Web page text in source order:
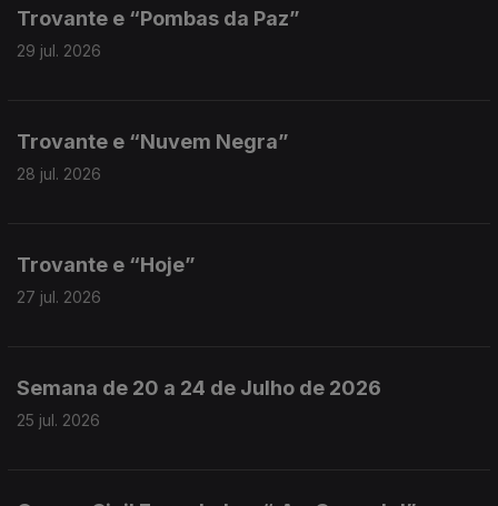
Trovante e “Pombas da Paz”
29 jul. 2026
Trovante e “Nuvem Negra”
28 jul. 2026
Trovante e “Hoje”
27 jul. 2026
Semana de 20 a 24 de Julho de 2026
25 jul. 2026